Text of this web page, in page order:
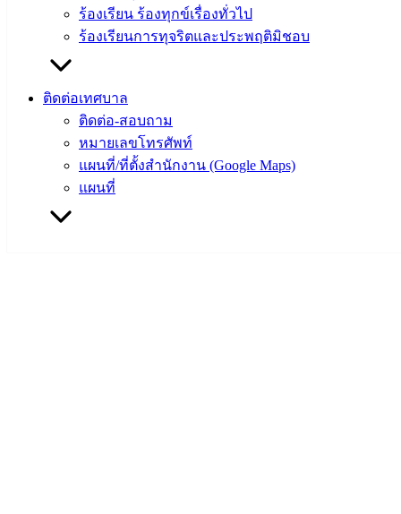
ร้องเรียน ร้องทุกข์เรื่องทั่วไป
ร้องเรียนการทุจริตและประพฤติมิชอบ
ติดต่อเทศบาล
ติดต่อ-สอบถาม
หมายเลขโทรศัพท์
แผนที่/ที่ตั้งสำนักงาน (Google Maps)
แผนที่